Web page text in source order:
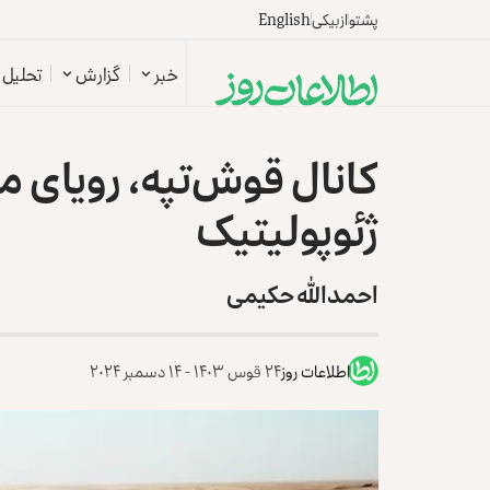
پشتوازبیکیEnglish
خبر گزارش تحلیل
کانال قوش‌تپه،
ژئوپولیتیک
احمدالله حکیمی
اطلاعات روز۲۴ قوس ۱۴۰۳ - ۱۴ دسمبر ۲۰۲۴